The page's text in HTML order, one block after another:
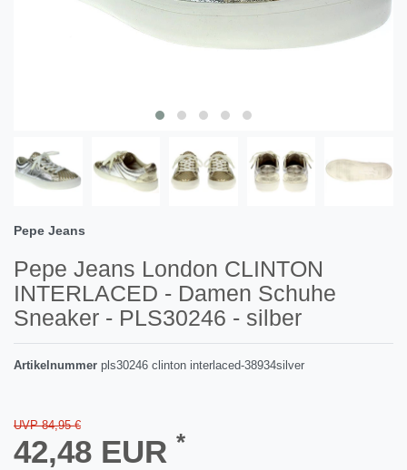
Pepe Jeans
Pepe Jeans London CLINTON
INTERLACED - Damen Schuhe
Sneaker - PLS30246 - silber
Artikelnummer pls30246 clinton interlaced-38934silver
UVP 84,95 €
42,48 EUR *